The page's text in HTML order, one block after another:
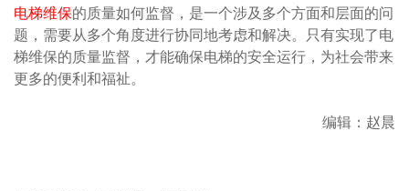
电梯维保的质量如何监督，是一个涉及多个方面和层面的问
题，需要从多个角度进行协同地考虑和解决。只有实现了电
梯维保的质量监督，才能确保电梯的安全运行，为社会带来
更多的便利和福祉。
编辑：赵晨